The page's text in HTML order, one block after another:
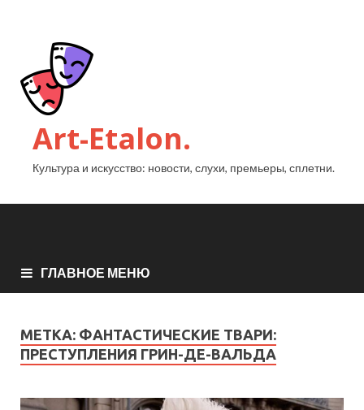
Art-Etalon.
Культура и искусство: новости, слухи, премьеры, сплетни.
ГЛАВНОЕ МЕНЮ
МЕТКА: ФАНТАСТИЧЕСКИЕ ТВАРИ:
ПРЕСТУПЛЕНИЯ ГРИН-ДЕ-ВАЛЬДА